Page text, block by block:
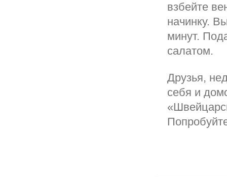
взбейте
начинку.
минут.
салатом.
Друзья,
себя и